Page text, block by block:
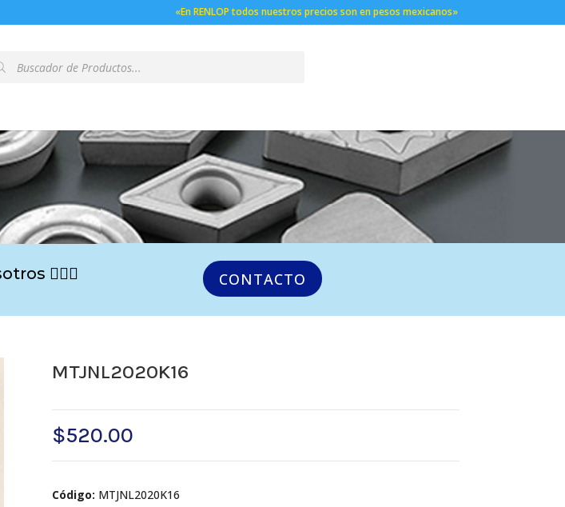
«En RENLOP todos nuestros precios son en pesos mexicanos»
🙋🏻‍♂️ CONTACTO
MTJNL2020K16
$520.00
Código: MTJNL2020K16